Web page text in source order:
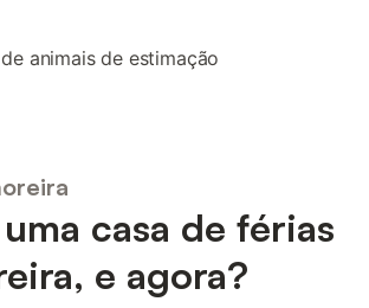
animais de estimação
casa de férias
e agora?